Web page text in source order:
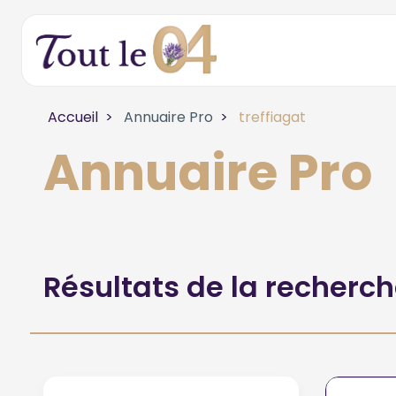
Accueil Annuaire Pro treffiagat
Annuaire Pro
Résultats de la